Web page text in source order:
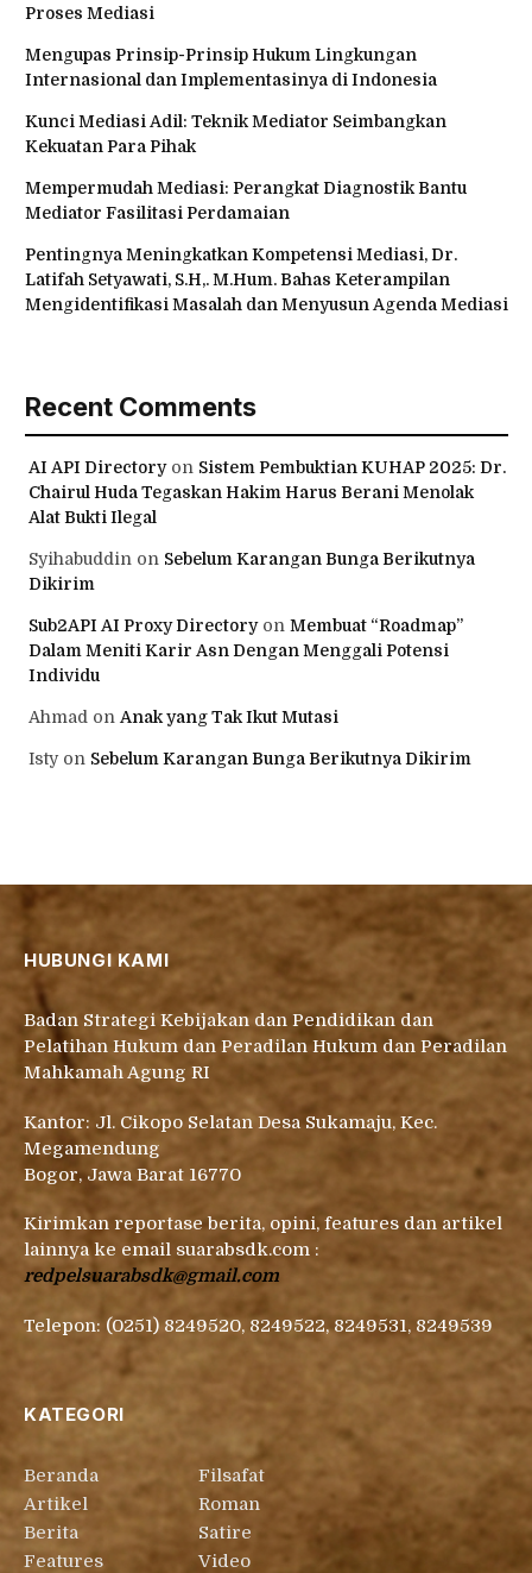
Proses Mediasi
Mengupas Prinsip-Prinsip Hukum Lingkungan
Internasional dan Implementasinya di Indonesia
Kunci Mediasi Adil: Teknik Mediator Seimbangkan
Kekuatan Para Pihak
Mempermudah Mediasi: Perangkat Diagnostik Bantu
Mediator Fasilitasi Perdamaian
Pentingnya Meningkatkan Kompetensi Mediasi, Dr.
Latifah Setyawati, S.H,. M.Hum. Bahas Keterampilan
Mengidentifikasi Masalah dan Menyusun Agenda Mediasi
Recent Comments
AI API Directoryon Sistem Pembuktian KUHAP 2025: Dr.
Chairul Huda Tegaskan Hakim Harus Berani Menolak
Alat Bukti Ilegal
Syihabuddin on Sebelum Karangan Bunga Berikutnya
Dikirim
Sub2API AI Proxy Directoryon Membuat “Roadmap”
Dalam Meniti Karir Asn Dengan Menggali Potensi
Individu
Ahmad on Anak yang Tak Ikut Mutasi
Istyon Sebelum Karangan Bunga Berikutnya Dikirim
HUBUNGI KAMI
Badan Strategi Kebijakan dan Pendidikan dan
Pelatihan Hukum dan Peradilan Hukum dan Peradilan
Mahkamah Agung RI
Kantor: Jl. Cikopo Selatan Desa Sukamaju, Kec.
Megamendung
Bogor, Jawa Barat 16770
Kirimkan reportase berita, opini, features dan artikel
lainnya ke email suarabsdk.com :
redpelsuarabsdk@gmail.com
Telepon: (0251) 8249520, 8249522, 8249531, 8249539
KATEGORI
Beranda
Artikel
Berita
Features
Filsafat
Roman
Satire
Video